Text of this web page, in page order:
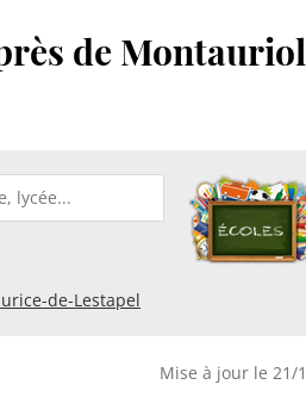
de Montauriol
de-Lestapel
Mise à jour le 21/